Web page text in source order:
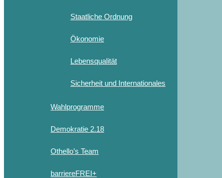
Staatliche Ordnung
Ökonomie
Lebensqualität
Sicherheit und Internationales
Wahlprogramme
Demokratie 2.18
Othello’s Team
barriereFREI+